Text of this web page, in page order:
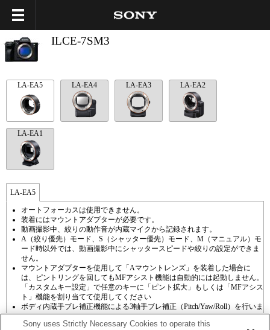
ILCE-7SM3
LA-EA5 LA-EA4 LA-EA3 LA-EA2
LA-EA1
LA-EA5
オートフォーカスは使用できません。
装着にはマウントアダプターが必要です。
動画撮影中、絞りの動作音が内蔵マイクから記録されます。
A（絞り優先）モード、S（シャッター優先）モード、M（マニュアル）モ
ード時以外では、動画撮影中にシャッタースピードや絞りの設定ができま
せん。
マウントアダプターを使用して「Aマウントレンズ」を装着した場合に
は、ピントリングを回してもMFアシスト機能は自動的には起動しません。
「カスタムキー設定」で任意のキーに「ピント拡大」もしくは「MFアシス
ト」機能を割り当てて使用してください
ボディ内蔵手ブレ補正機能による3軸手ブレ補正（Pitch/Yaw/Roll）を行いま
す。
Sony uses Strictly Necessary Cookies to operate this